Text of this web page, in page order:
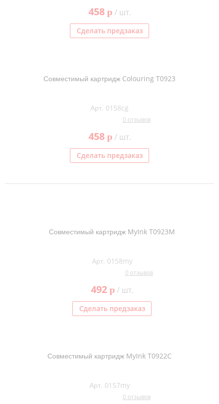
458 p/ шт.
Сделать предзаказ
Совместимый картридж Colouring T0923
Арт. 0158cg
0 отзывов
458 p/ шт.
Сделать предзаказ
Совместимый картридж MyInk T0923M
Арт. 0158my
0 отзывов
492 p/ шт.
Сделать предзаказ
Совместимый картридж MyInk T0922C
Арт. 0157my
0 отзывов